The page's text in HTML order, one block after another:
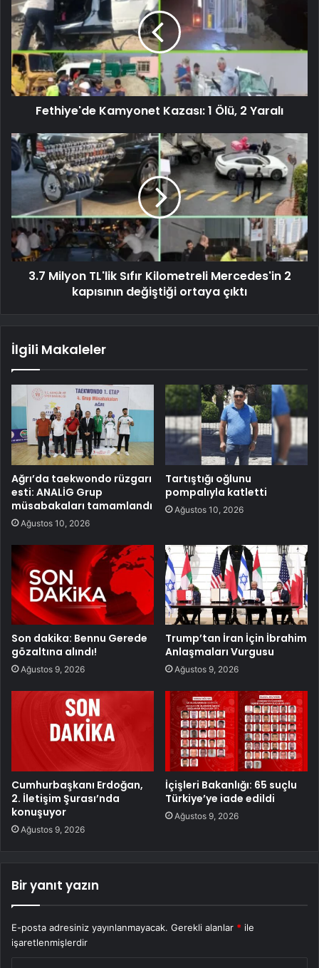
Fethiye'de Kamyonet Kazası: 1 Ölü, 2 Yaralı
3.7 Milyon TL'lik Sıfır Kilometreli Mercedes'in 2
kapısının değiştiği ortaya çıktı
İlgili Makaleler
Ağrı’da taekwondo rüzgarı
esti: ANALİG Grup
müsabakaları tamamlandı
Ağustos 10, 2026
Tartıştığı oğlunu
pompalıyla katletti
Ağustos 10, 2026
Son dakika: Bennu Gerede
gözaltına alındı!
Ağustos 9, 2026
Trump’tan İran İçin İbrahim
Anlaşmaları Vurgusu
Ağustos 9, 2026
Cumhurbaşkanı Erdoğan,
2. İletişim Şurası’nda
konuşuyor
Ağustos 9, 2026
İçişleri Bakanlığı: 65 suçlu
Türkiye’ye iade edildi
Ağustos 9, 2026
Bir yanıt yazın
E-posta adresiniz yayınlanmayacak. Gerekli alanlar * ile
işaretlenmişlerdir